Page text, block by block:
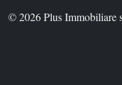
© 2026 Plus Immobiliare